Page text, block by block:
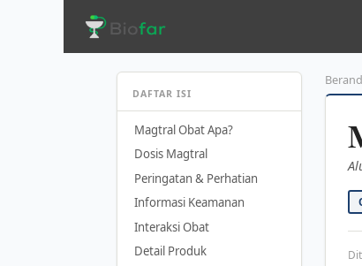
DAFTAR ISI
Magtral Obat Apa?
Dosis Magtral
Peringatan & Perhatian
Informasi Keamanan
Interaksi Obat
Detail Produk